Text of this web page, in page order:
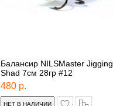
Балансир NILSMaster Jigging
Shad 7см 28гр #12
480 р.
в закладки